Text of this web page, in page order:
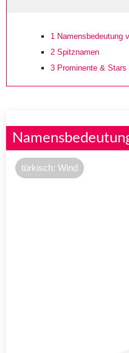
1 Namensbedeutung
2 Spitznamen
3 Prominente &
türkisch: Wind